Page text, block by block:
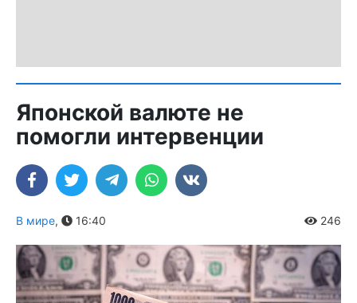
Японской валюте не
помогли интервенции
В мире, 16:40 246